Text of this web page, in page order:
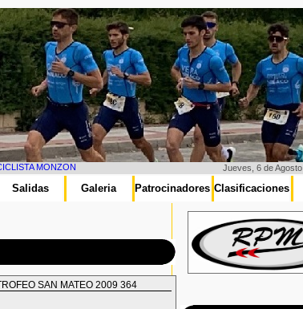
MONZON Jueves, 6 de
Salidas Galeria Patrocinadores Clasificaciones
SAN MATEO 2009 364